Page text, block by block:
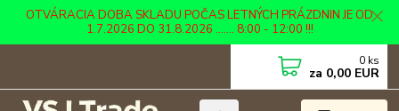
OTVÁRACIA DOBA SKLADU POČAS LETNÝCH PRÁZDNIN JE OD
1.7.2026 DO 31.8.2026 ....... 8:00 - 12:00 !!!
0 ks
za 0,00 EUR